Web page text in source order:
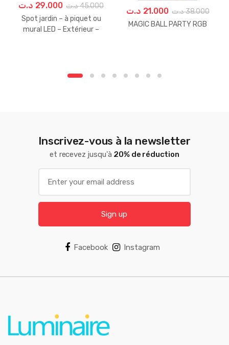
29.000 د.ت 45.000د.ت
Spot jardin – à piquet ou
mural LED – Extérieur –
21.000 د.ت 38.000د.ت
MAGIC BALL PARTY RGB
Inscrivez-vous à la newsletter
et recevez jusqu'à 20% de réduction
Sign up
Facebook Instagram